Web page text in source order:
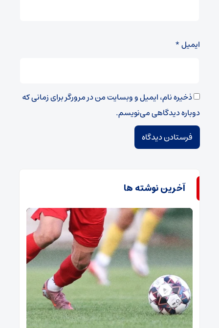
ایمیل*
ذخیره نام، ایمیل و وبسایت من در مرورگر برای زمانی که
دوباره دیدگاهی می‌نویسم.
آخرین نوشته ها